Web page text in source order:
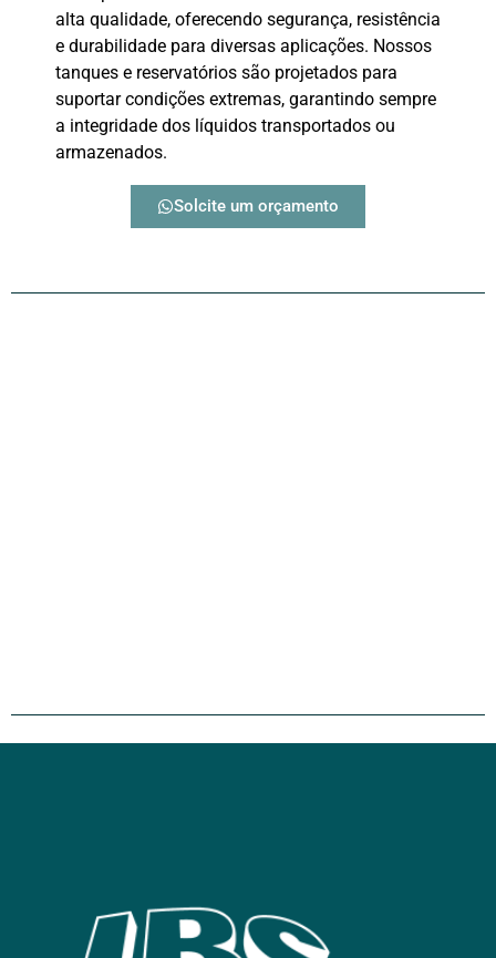
alta qualidade, oferecendo segurança, resistência
e durabilidade para diversas aplicações. Nossos
tanques e reservatórios são projetados para
suportar condições extremas, garantindo sempre
a integridade dos líquidos transportados ou
armazenados.
Solcite um orçamento